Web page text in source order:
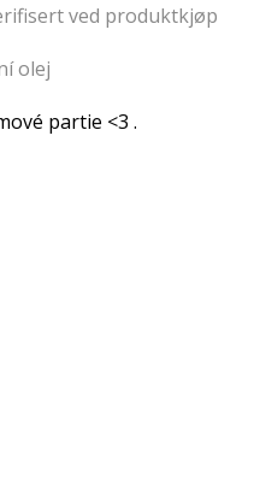
ved produktkjøp
olej
partie <3 .